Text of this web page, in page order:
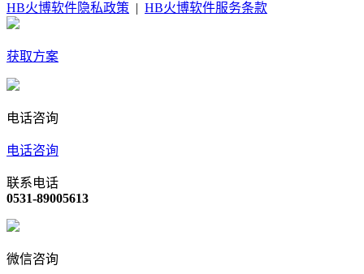
HB火博软件隐私政策
HB火博软件服务条款
获取方案
电话咨询
电话咨询
联系电话
0531-89005613
微信咨询